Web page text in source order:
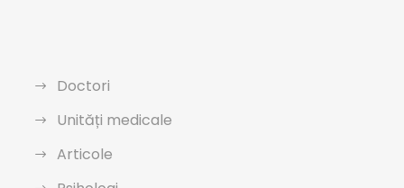
Doctori
Unități medicale
Articole